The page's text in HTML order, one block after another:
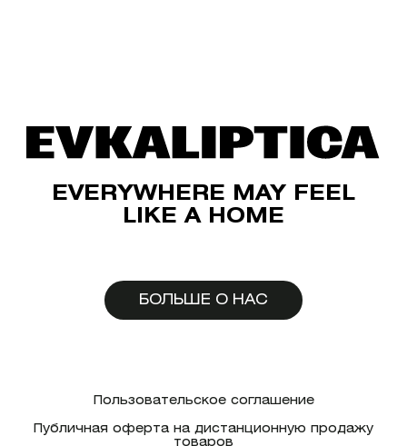
EVERYWHERE MAY FEEL
LIKE A HOME
БОЛЬШЕ О НАС
Пользовательское соглашение
Публичная оферта на дистанционную продажу
товаров